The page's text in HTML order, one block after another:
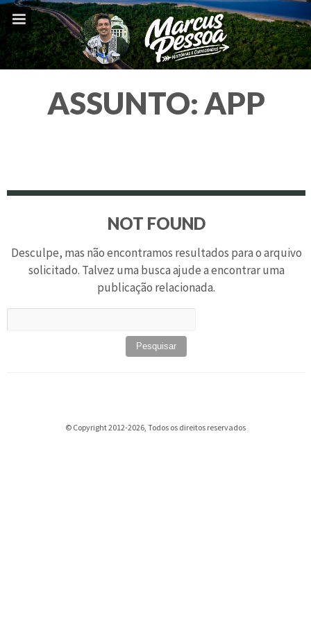
ASSUNTO: APP
NOT FOUND
Desculpe, mas não encontramos resultados para o arquivo
solicitado. Talvez uma busca ajude a encontrar uma
publicação relacionada.
por:
© Copyright 2012-2026, Todos os direitos reservados